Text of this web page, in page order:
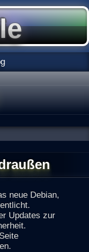
neue Debian,
Updates zur